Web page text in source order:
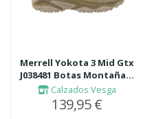
Merrell Yokota 3 Mid Gtx
J038481 Botas Montaña...
Calzados Vesga
139,95 €